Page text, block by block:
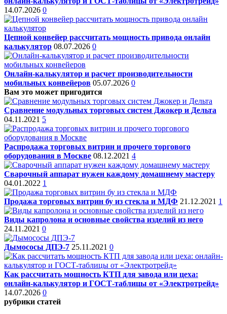
14.07.2026 0
Цепной конвейер рассчитать мощность привода онлайн
калькулятор 08.07.2026 0
Онлайн-калькулятор и расчет производительности
мобильных конвейеров 05.07.2026 0
Вам это может пригодится
Сравнение модульных торговых систем Джокер и Дельта
04.11.2021 5
Распродажа торговых витрин и прочего торгового
оборудования в Москве 08.12.2021 4
Сварочный аппарат нужен каждому домашнему мастеру
04.01.2022 1
Продажа торговых витрин бу из стекла и МДФ 21.12.2021 1
Виды капролона и основные свойства изделий из него
24.11.2021 0
Дымососы ДПЭ-7 25.11.2021 0
Как рассчитать мощность КТП для завода или цеха:
онлайн-калькулятор и ГОСТ-таблицы от «Электротрейд»
14.07.2026 0
рубрики статей